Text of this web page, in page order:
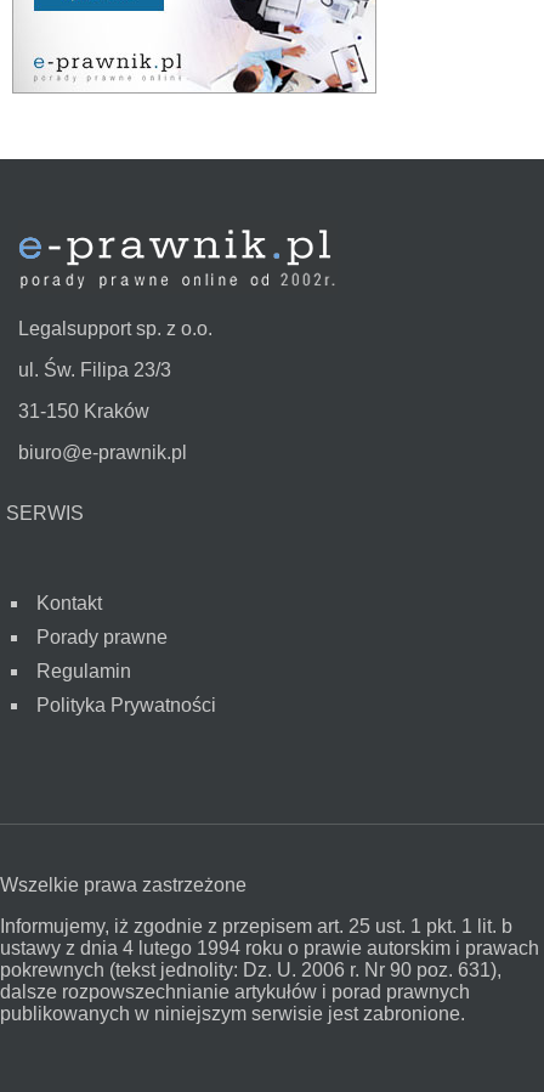
Legalsupport sp. z o.o.
ul. Św. Filipa 23/3
31-150 Kraków
biuro@e-prawnik.pl
SERWIS
Kontakt
Porady prawne
Regulamin
Polityka Prywatności
Wszelkie prawa zastrzeżone
Informujemy, iż zgodnie z przepisem art. 25 ust. 1 pkt. 1 lit. b
ustawy z dnia 4 lutego 1994 roku o prawie autorskim i prawach
pokrewnych (tekst jednolity: Dz. U. 2006 r. Nr 90 poz. 631),
dalsze rozpowszechnianie artykułów i porad prawnych
publikowanych w niniejszym serwisie jest zabronione.